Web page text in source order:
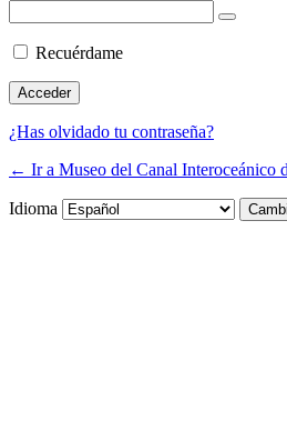
Recuérdame
¿Has olvidado tu contraseña?
← Ir a Museo del Canal Interoceánico
Idioma